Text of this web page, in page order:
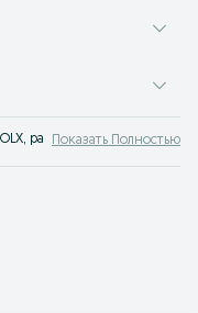
OLX, раньше Torg Янги-
Показать Полностью